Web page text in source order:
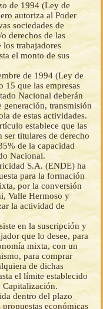
de 1994 (Ley de
autoriza al Poder
sociedades de
derechos de las
los trabajadores
el monto de sus
de 1994 (Ley de
15 que las empresas
Nacional deberán
generación, transmisión
de estas actividades.
establece que las
ser titulares de derecho
de la capacidad
Nacional.
S.A. (ENDE) ha
para la formación
por la conversión
Valle Hermoso y
la actividad de
en la suscripción y
que lo desee, para
mixta, con un
para comprar
de dichas
el límite establecido
dentro del plazo
económicas